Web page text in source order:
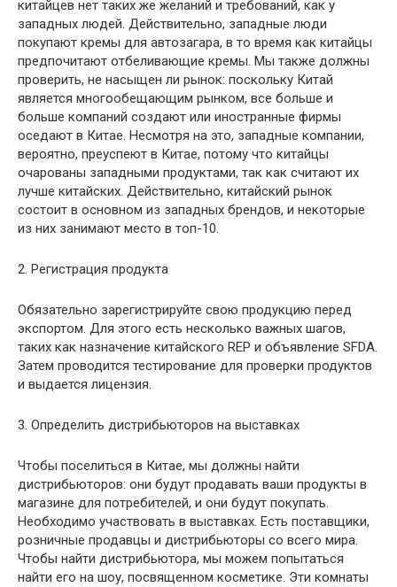
китайцев нет таких же желаний и требований, как у
западных людей. Действительно, западные люди
покупают кремы для автозагара, в то время как китайцы
предпочитают отбеливающие кремы. Мы также должны
проверить, не насыщен ли рынок: поскольку Китай
является многообещающим рынком, все больше и
больше компаний создают или иностранные фирмы
оседают в Китае. Несмотря на это, западные компании,
вероятно, преуспеют в Китае, потому что китайцы
очарованы западными продуктами, так как считают их
лучше китайских. Действительно, китайский рынок
состоит в основном из западных брендов, и некоторые
из них занимают место в топ-10.
2. Регистрация продукта
Обязательно зарегистрируйте свою продукцию перед
экспортом. Для этого есть несколько важных шагов,
таких как назначение китайского REP и объявление SFDA.
Затем проводится тестирование для проверки продуктов
и выдается лицензия.
3. Определить дистрибьюторов на выставках
Чтобы поселиться в Китае, мы должны найти
дистрибьюторов: они будут продавать ваши продукты в
магазине для потребителей, и они будут покупать.
Необходимо участвовать в выставках. Есть поставщики,
розничные продавцы и дистрибьюторы со всего мира.
Чтобы найти дистрибьютора, мы можем попытаться
найти его на шоу, посвященном косметике. Эти комнаты